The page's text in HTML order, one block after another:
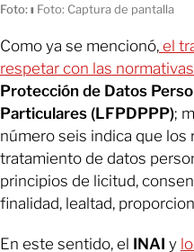
Foto:ı Foto: Captura de pantalla
Como ya se mencionó, el
respetar con las
Protección de Datos
Particulares (LFPDPPP);
número seis indica que los
tratamiento de datos
principios de licitud,
finalidad, lealtad,
En este sentido, el INAI y